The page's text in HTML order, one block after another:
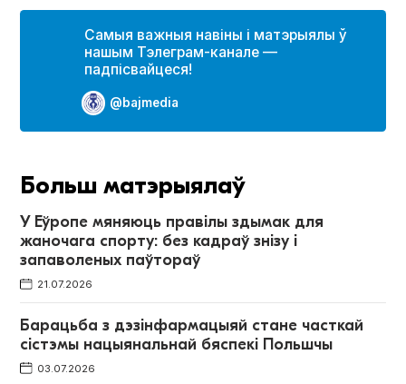
Самыя важныя навіны і матэрыялы ў
нашым Тэлеграм-канале —
падпісвайцеся!
@bajmedia
Больш матэрыялаў
У Еўропе мяняюць правілы здымак для
жаночага спорту: без кадраў знізу і
запаволеных паўтораў
21.07.2026
Барацьба з дэзінфармацыяй стане часткай
сістэмы нацыянальнай бяспекі Польшчы
03.07.2026